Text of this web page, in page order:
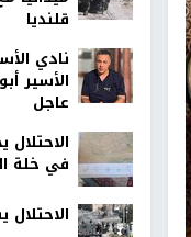
قلنديا
نادي
الأسير
عاجل
في خلة